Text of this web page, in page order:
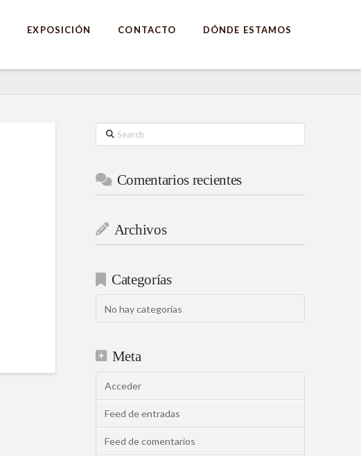
EXPOSICIÓN CONTACTO DÓNDE ESTAMOS
Search
Comentarios recientes
Archivos
Categorías
No hay categorías
Meta
Acceder
Feed de entradas
Feed de comentarios